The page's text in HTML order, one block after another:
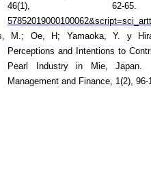
46(1),
M.; Oe, H; Yamaoka, Y. y
Perceptions and Intentions to
Pearl Industry in Mie, Japan.
Management and Finance, 1(2),